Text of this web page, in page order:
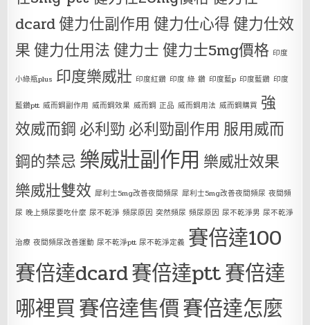
dcard健力仕副作用 健力仕心得健力仕效
果健力仕用法健力士健力士5mg價格 印度
小綠瓶plus 印度樂威壯 印度紅鑽 印度 綠 鑽 印度藍p 印度藍鑽 印度
藍鑽ptt 威而鋼副作用 威而鋼效果 威而鋼 正品 威而鋼用法 威而鋼購買 強
效威而鋼 必利勁 必利勁副作用 服用威而
鋼的禁忌 樂威壯副作用 樂威壯效果
樂威壯雙效 犀利士5mg改善夜間頻尿 犀利士5mg改善夜間頻尿 夜間頻
尿 晚上頻尿要吃什麼 尿不乾淨 頻尿原因 突然頻尿 頻尿原因 尿不乾淨男 尿不乾淨
治療 夜間頻尿改善運動 尿不乾淨ptt 尿不乾淨定義 賽倍達100
賽倍達dcard賽倍達ptt賽倍達
哪裡買賽倍達售價賽倍達怎麼